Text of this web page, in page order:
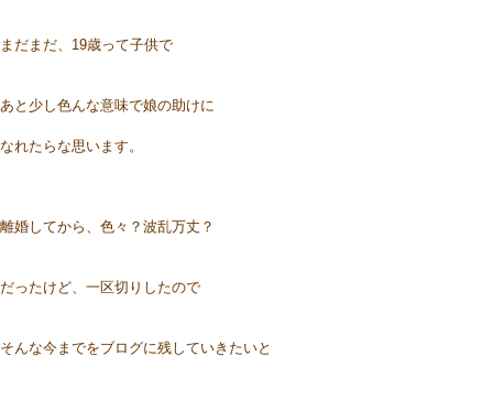
まだまだ、19歳って子供で
あと少し色んな意味で娘の助けに
なれたらな思います。
離婚してから、色々？波乱万丈？
だったけど、一区切りしたので
そんな今までをブログに残していきたいと